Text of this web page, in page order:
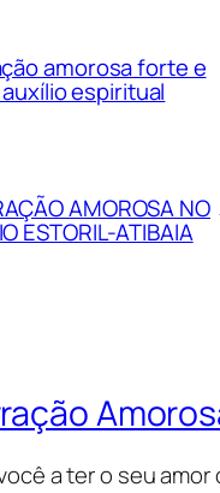
amorosa forte e
espiritual
AMOROSA NO
ESTORIL-ATIBAIA
a ter o seu amor